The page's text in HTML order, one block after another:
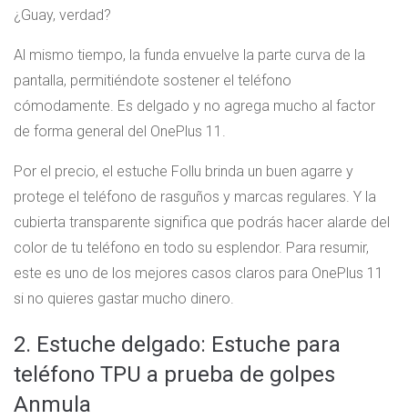
¿Guay, verdad?
Al mismo tiempo, la funda envuelve la parte curva de la
pantalla, permitiéndote sostener el teléfono
cómodamente. Es delgado y no agrega mucho al factor
de forma general del OnePlus 11.
Por el precio, el estuche Follu brinda un buen agarre y
protege el teléfono de rasguños y marcas regulares. Y la
cubierta transparente significa que podrás hacer alarde del
color de tu teléfono en todo su esplendor. Para resumir,
este es uno de los mejores casos claros para OnePlus 11
si no quieres gastar mucho dinero.
2. Estuche delgado: Estuche para
teléfono TPU a prueba de golpes
Anmula